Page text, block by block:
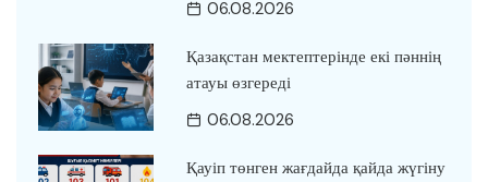
06.08.2026
Қазақстан мектептерінде екі пәннің
атауы өзгереді
06.08.2026
Қауіп төнген жағдайда қайда жүгіну